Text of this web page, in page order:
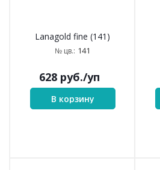
Lanagold fine (141)
№ цв.: 141
628 руб./уп
В корзину